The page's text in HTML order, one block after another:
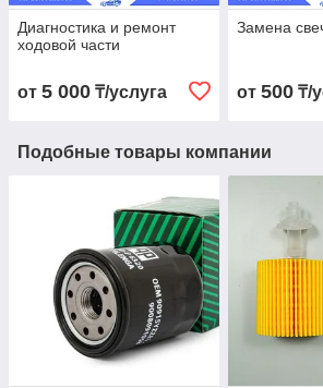
Диагностика и ремонт
ходовой части
от 5 000 ₸/услуга
Замена
от 500₸/
Подобные товары компании